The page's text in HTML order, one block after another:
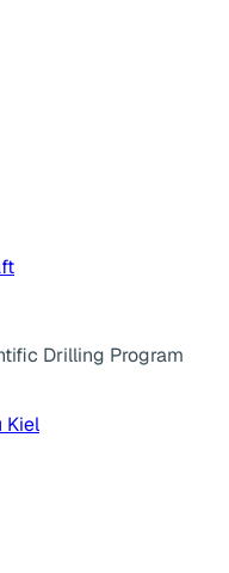
Drilling Program
Kiel